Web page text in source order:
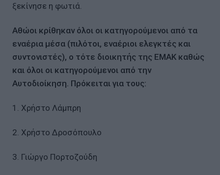
ξεκίνησε η φωτιά.
Αθώοι κρίθηκαν όλοι οι κατηγορούμενοι από τα
εναέρια μέσα (πιλότοι, εναέριοι ελεγκτές και
συντονιστές), ο τότε διοικητής της ΕΜΑΚ καθώς
και όλοι οι κατηγορούμενοι από την
Αυτοδιοίκηση. Πρόκειται για τους:
1. Χρήστο Λάμπρη
2. Χρήστο Δροσόπουλο
3. Γιώργο Πορτοζούδη